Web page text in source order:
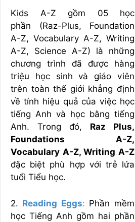
Kids A-Z gồm 05 học
phần (Raz-Plus, Foundation
A-Z, Vocabulary A-Z, Writing
A-Z, Science A-Z) là những
chương trình đã được hàng
triệu học sinh và giáo viên
trên toàn thế giới khẳng định
về tính hiệu quả của việc học
tiếng Anh và học bằng tiếng
Anh. Trong đó, Raz Plus,
Foundations A-Z,
Vocabulary A-Z, Writing A-Z
đặc biệt phù hợp với trẻ lứa
tuổi Tiểu học.
2. Reading Eggs: Phần mềm
học Tiếng Anh gồm hai phần